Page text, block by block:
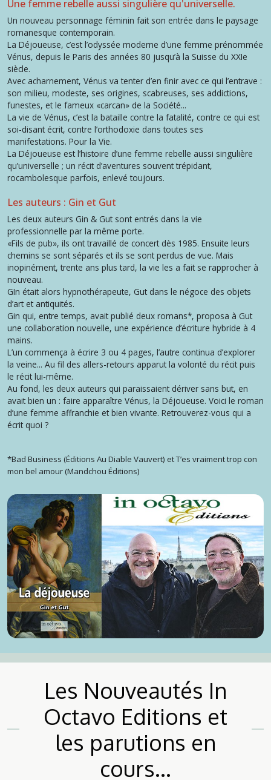
Une femme rebelle aussi singulière qu'universelle.
Un nouveau personnage féminin fait son entrée dans le paysage
romanesque contemporain.
La Déjoueuse, c’est l’odyssée moderne d’une femme prénommée
Vénus, depuis le Paris des années 80 jusqu’à la Suisse du XXIe
siècle.
Avec acharnement, Vénus va tenter d’en finir avec ce qui l’entrave :
son milieu, modeste, ses origines, scabreuses, ses addictions,
funestes, et le fameux «carcan» de la Société...
La vie de Vénus, c’est la bataille contre la fatalité, contre ce qui est
soi-disant écrit, contre l’orthodoxie dans toutes ses
manifestations. Pour la Vie.
La Déjoueuse est l’histoire d’une femme rebelle aussi singulière
qu’universelle ; un récit d’aventures souvent trépidant,
rocambolesque parfois, enlevé toujours.
Les auteurs : Gin et Gut
Les deux auteurs Gin & Gut sont entrés dans la vie
professionnelle par la même porte.
«Fils de pub», ils ont travaillé de concert dès 1985. Ensuite leurs
chemins se sont séparés et ils se sont perdus de vue. Mais
inopinément, trente ans plus tard, la vie les a fait se rapprocher à
nouveau.
GIn était alors hypnothérapeute, Gut dans le négoce des objets
d’art et antiquités.
Gin qui, entre temps, avait publié deux romans*, proposa à Gut
une collaboration nouvelle, une expérience d’écriture hybride à 4
mains.
L’un commença à écrire 3 ou 4 pages, l’autre continua d’explorer
la veine... Au fil des allers-retours apparut la volonté du récit puis
le récit lui-même.
Au fond, les deux auteurs qui paraissaient dériver sans but, en
avait bien un : faire apparaître Vénus, la Déjoueuse. Voici le roman
d’une femme affranchie et bien vivante. Retrouverez-vous qui a
écrit quoi ?
*Bad Business (Éditions Au Diable Vauvert) et T’es vraiment trop con
mon bel amour (Mandchou Éditions)
Les Nouveautés In
Octavo Editions et
les parutions en
cours...